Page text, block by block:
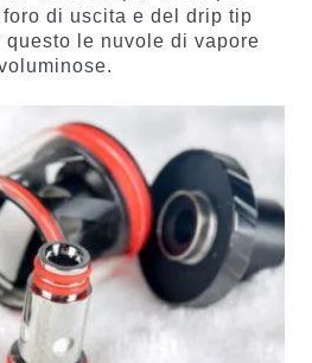
di uscita e del drip tip
le nuvole di vapore